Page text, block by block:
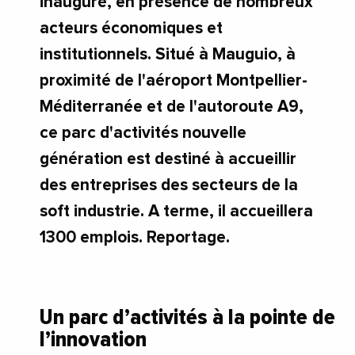
acteurs économiques et
institutionnels. Situé à Mauguio, à
proximité de l'aéroport Montpellier-
Méditerranée et de l'autoroute A9,
ce parc d'activités nouvelle
génération est destiné à accueillir
des entreprises des secteurs de la
soft industrie. A terme, il accueillera
1300 emplois. Reportage.
Un parc d’activités à la pointe de
l’innovation